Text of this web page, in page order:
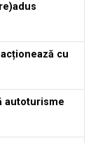
la 4 august
reținut după
cu
autoturisme